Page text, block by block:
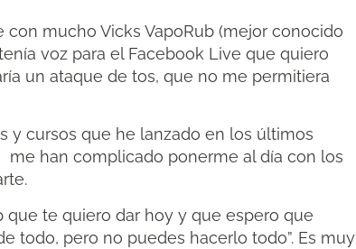
mucho Vicks VapoRub (mejor conocido
voz para el Facebook Live que quiero
un ataque de tos, que no me permitiera
y cursos que he lanzado en los últimos
me han complicado ponerme al día con los
que te quiero dar hoy y que espero que
todo, pero no puedes hacerlo todo”. Es muy